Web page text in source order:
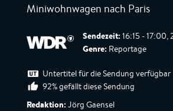
Miniwohnwagen nach Paris
Sendezeit: 16:15 -
Genre: Reportage
Untertitel für die Sendung verfügbar
92% gefällt diese Sendung
Redaktion: Jörg Gaensel